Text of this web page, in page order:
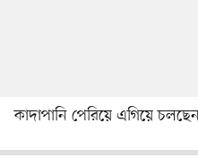
কাদাপানি পেরিয়ে এগিয়ে